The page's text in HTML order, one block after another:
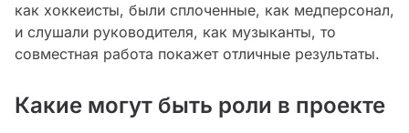
как хоккеисты, были сплоченные, как медперсонал,
и слушали руководителя, как музыканты, то
совместная работа покажет отличные результаты.
Какие могут быть роли в проекте